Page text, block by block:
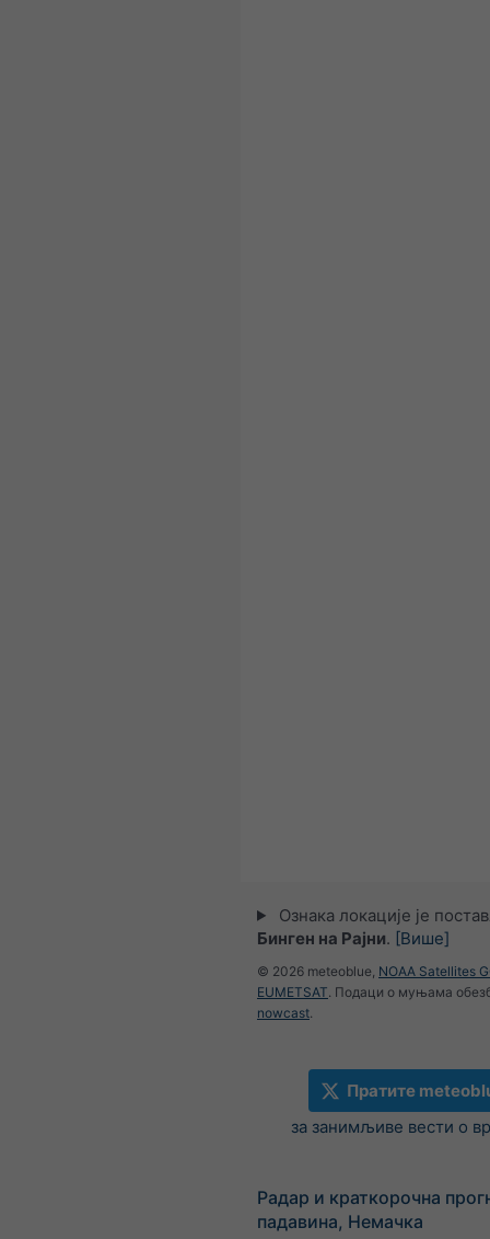
Ознака локације је
Бинген на Рајни. [Више]
© 2026 meteoblue, NOAA Satellites
EUMETSAT. Подаци о муњама
nowcast.
Пратите
за занимљиве вести о
Радар и краткорочна
падавина, Немачка